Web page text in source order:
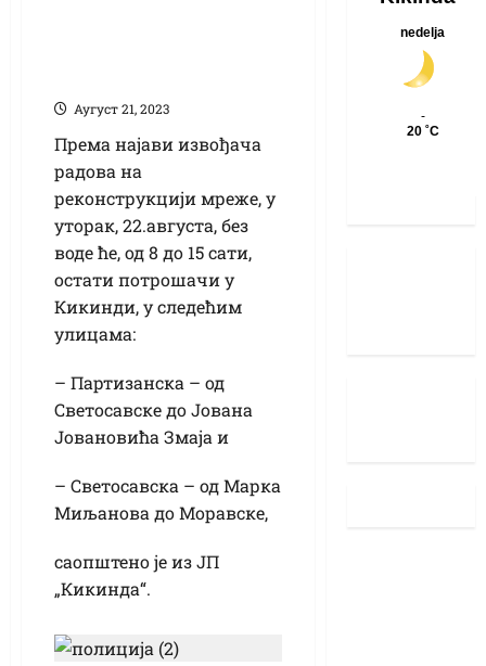
Аугуст 21, 2023
Према најави извођача
радова на
реконструкцији мреже, у
уторак, 22.августа, без
воде ће, од 8 до 15 сати,
остати потрошачи у
Кикинди, у следећим
улицама:
– Партизанска – од
Светосавске до Јована
Јовановића Змаја и
– Светосавска – од Марка
Миљанова до Моравске,
саопштено је из ЈП
„Кикинда“.